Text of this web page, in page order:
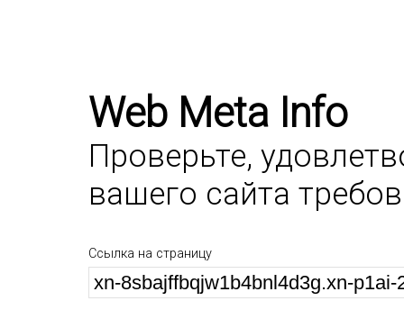
Web Meta Info
Проверьте,
вашего сайта
Ссылка на страницу